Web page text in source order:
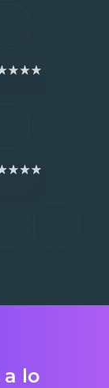
a lo